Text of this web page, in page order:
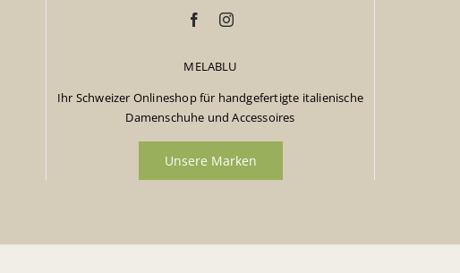
MELABLU
Ihr Schweizer Onlineshop für handgefertigte italienische
Damenschuhe und Accessoires
Unsere Marken